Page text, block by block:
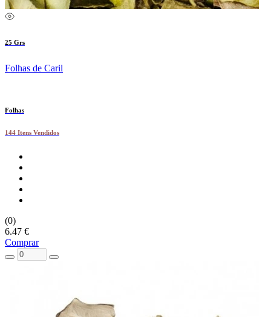
25 Grs
Folhas de Caril
Folhas
144 Itens Vendidos
(0)
6.47 €
Comprar